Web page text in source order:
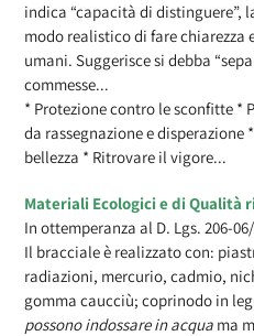
indica “capacità di distinguere”,
modo realistico di fare chiarezza
umani. Suggerisce si debba
commesse...
* Protezione contro le sconfitte *
da rassegnazione e disperazione
bellezza * Ritrovare il vigore...
Materiali Ecologici e di Qualità
In ottemperanza al D. Lgs. 206-
Il bracciale è realizzato con:
radiazioni, mercurio, cadmio,
gomma caucciù; coprinodo in
possono indossare in acqua ma